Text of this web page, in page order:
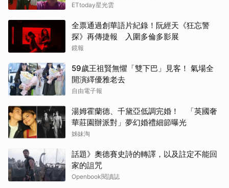
ETtoday星光雲
全票通過創華語片紀錄！阮經天《狂忘警
探》再傳捷報 入圍多倫多影展
鏡報
59歲王祖賢無懼「雙下巴」見客！ 氣場全
開演繹優雅老去
自由電子報
湯姆霍蘭德、千黛亞低調完婚！ 「英國奢
華莊園辦派對」夢幻婚禮細節曝光
姊妹淘
話題》奧德賽史詩的轉譯，以及註定不能回
家的詛咒
Openbook閱讀誌